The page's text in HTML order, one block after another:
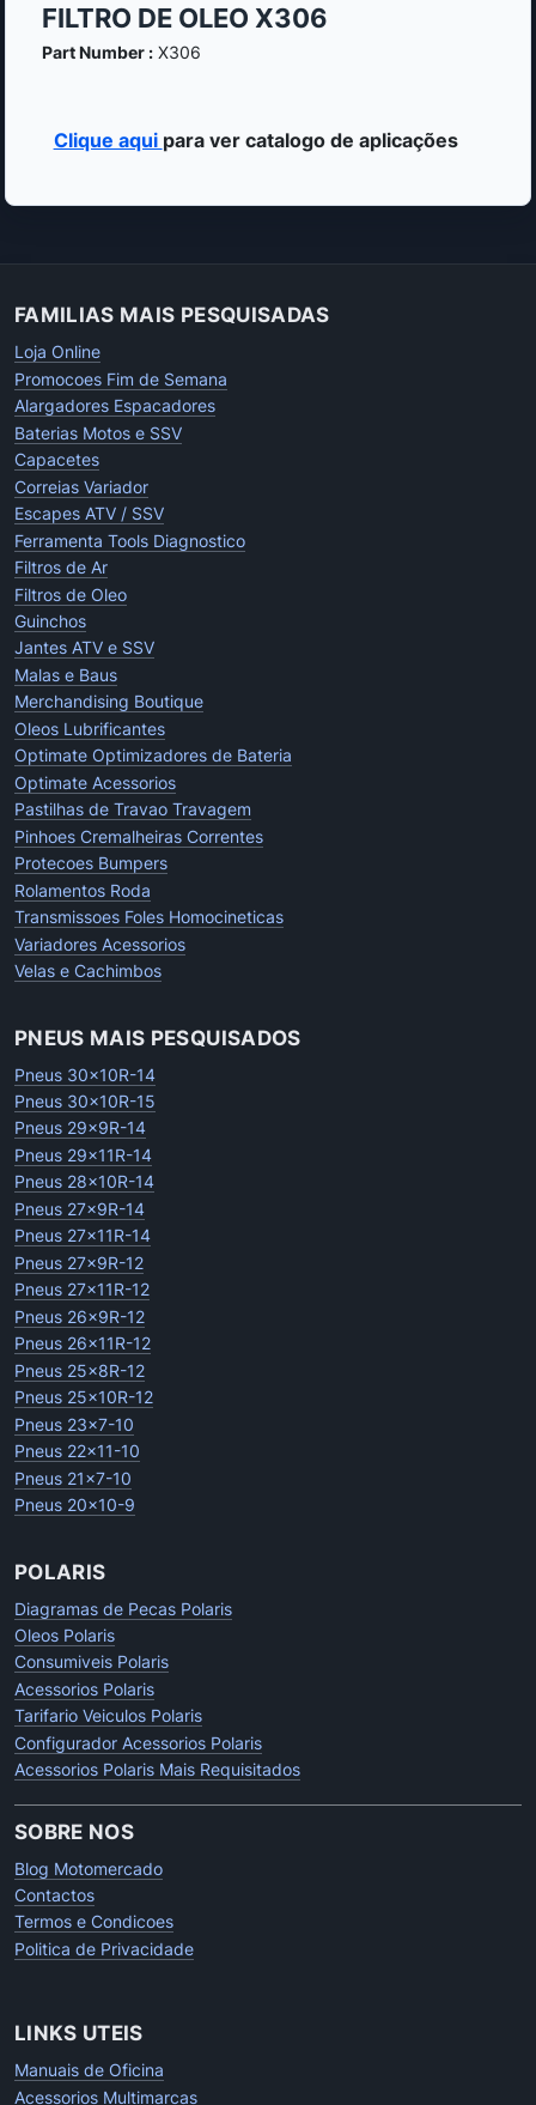
FILTRO DE OLEO X306
Part Number :X306
Clique aqui para ver catalogo de aplicações
FAMILIAS MAIS PESQUISADAS
Loja Online
Promocoes Fim de Semana
Alargadores Espacadores
Baterias Motos e SSV
Capacetes
Correias Variador
Escapes ATV / SSV
Ferramenta Tools Diagnostico
Filtros de Ar
Filtros de Oleo
Guinchos
Jantes ATV e SSV
Malas e Baus
Merchandising Boutique
Oleos Lubrificantes
Optimate Optimizadores de Bateria
Optimate Acessorios
Pastilhas de Travao Travagem
Pinhoes Cremalheiras Correntes
Protecoes Bumpers
Rolamentos Roda
Transmissoes Foles Homocineticas
Variadores Acessorios
Velas e Cachimbos
PNEUS MAIS PESQUISADOS
Pneus 30x10R-14
Pneus 30x10R-15
Pneus 29x9R-14
Pneus 29x11R-14
Pneus 28x10R-14
Pneus 27x9R-14
Pneus 27x11R-14
Pneus 27x9R-12
Pneus 27x11R-12
Pneus 26x9R-12
Pneus 26x11R-12
Pneus 25x8R-12
Pneus 25x10R-12
Pneus 23x7-10
Pneus 22x11-10
Pneus 21x7-10
Pneus 20x10-9
POLARIS
Diagramas de Pecas Polaris
Oleos Polaris
Consumiveis Polaris
Acessorios Polaris
Tarifario Veiculos Polaris
Configurador Acessorios Polaris
Acessorios Polaris Mais Requisitados
SOBRE NOS
Blog Motomercado
Contactos
Termos e Condicoes
Politica de Privacidade
LINKS UTEIS
Manuais de Oficina
Acessorios Multimarcas